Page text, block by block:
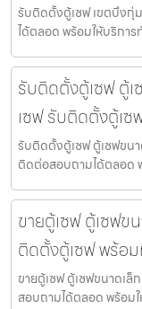
รับติดตั้งตู้เซฟ เขตบึงกุ่
ได้ตลอด พร้อมให้บริกา
รับติดตั้งตู้เซฟ ตู้
เซฟ รับติดตั้งตู้เ
รับติดตั้งตู้เซฟ ตู้เซฟขน
ติดต่อสอบถามได้ตลอด
ขายตู้เซฟ ตู้เซฟข
ติดตั้งตู้เซฟ พร้อ
ขายตู้เซฟ ตู้เซฟขนาดเล็
สอบถามได้ตลอด พร้อม